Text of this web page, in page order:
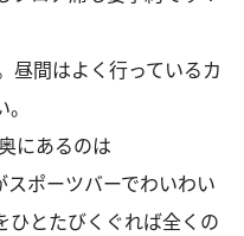
昼間はよく行っているカ
にあるのは
スポーツバーでわいわい
ひとたびくぐれば全くの